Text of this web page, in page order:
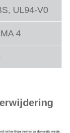
UL94-V0
4